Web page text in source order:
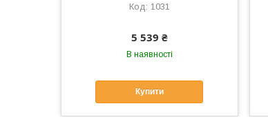
1031
5 539 ₴
В наявності
Купити